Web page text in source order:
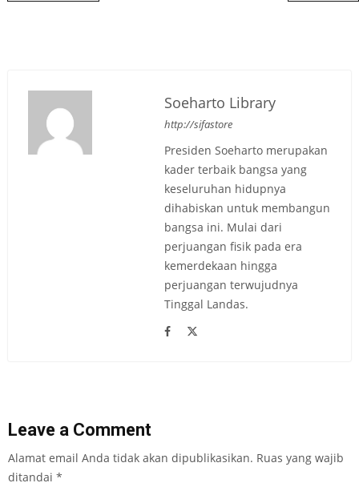
Soeharto Library
http://sifastore
Presiden Soeharto merupakan
kader terbaik bangsa yang
keseluruhan hidupnya
dihabiskan untuk membangun
bangsa ini. Mulai dari
perjuangan fisik pada era
kemerdekaan hingga
perjuangan terwujudnya
Tinggal Landas.
Leave a Comment
Alamat email Anda tidak akan dipublikasikan. Ruas yang wajib
ditandai *